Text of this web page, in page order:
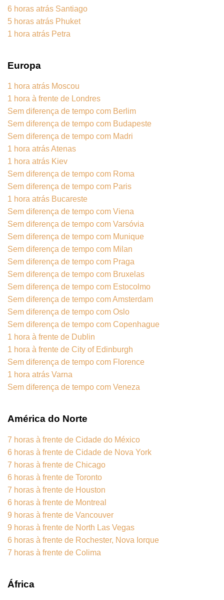
6 horas atrás Santiago
5 horas atrás Phuket
1 hora atrás Petra
Europa
1 hora atrás Moscou
1 hora à frente de Londres
Sem diferença de tempo com Berlim
Sem diferença de tempo com Budapeste
Sem diferença de tempo com Madri
1 hora atrás Atenas
1 hora atrás Kiev
Sem diferença de tempo com Roma
Sem diferença de tempo com Paris
1 hora atrás Bucareste
Sem diferença de tempo com Viena
Sem diferença de tempo com Varsóvia
Sem diferença de tempo com Munique
Sem diferença de tempo com Milan
Sem diferença de tempo com Praga
Sem diferença de tempo com Bruxelas
Sem diferença de tempo com Estocolmo
Sem diferença de tempo com Amsterdam
Sem diferença de tempo com Oslo
Sem diferença de tempo com Copenhague
1 hora à frente de Dublin
1 hora à frente de City of Edinburgh
Sem diferença de tempo com Florence
1 hora atrás Varna
Sem diferença de tempo com Veneza
América do Norte
7 horas à frente de Cidade do México
6 horas à frente de Cidade de Nova York
7 horas à frente de Chicago
6 horas à frente de Toronto
7 horas à frente de Houston
6 horas à frente de Montreal
9 horas à frente de Vancouver
9 horas à frente de North Las Vegas
6 horas à frente de Rochester, Nova Iorque
7 horas à frente de Colima
África